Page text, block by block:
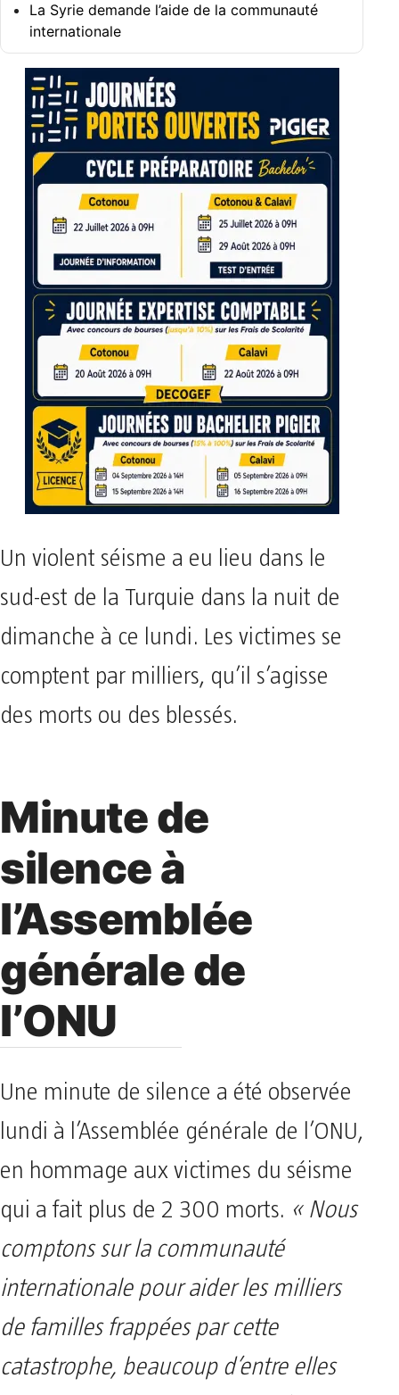
La Syrie demande l’aide de la communauté
internationale
Un violent séisme a eu lieu dans le
sud-est de la Turquie dans la nuit de
dimanche à ce lundi. Les victimes se
comptent par milliers, qu’il s’agisse
des morts ou des blessés.
Minute de
silence à
l’Assemblée
générale de
l’ONU
Une minute de silence a été observée
lundi à l’Assemblée générale de l’ONU,
en hommage aux victimes du séisme
qui a fait plus de 2 300 morts. « Nous
comptons sur la communauté
internationale pour aider les milliers
de familles frappées par cette
catastrophe, beaucoup d’entre elles